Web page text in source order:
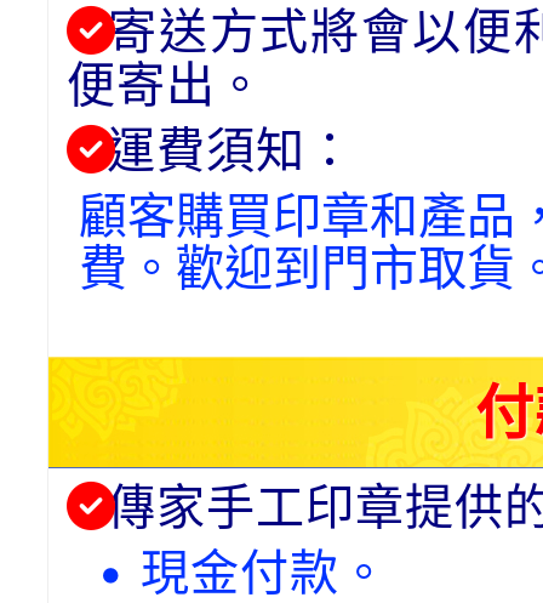
寄送方式將會以便
便寄出。
運費須知：
顧客購買印章和產品
費。歡迎到門市取貨
傳家手工印章提供
• 現金付款。